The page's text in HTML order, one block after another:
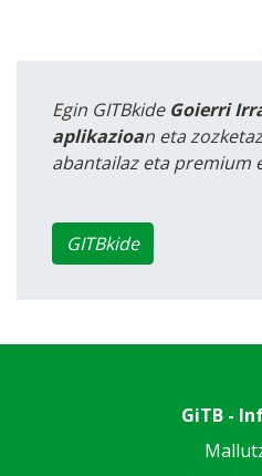
Egin GITBkide Goierri
aplikazioan eta
abantailaz eta premium
GITBkide
GiTB -